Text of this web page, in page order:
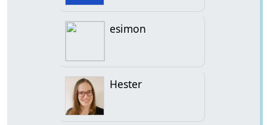
esimon
Hester